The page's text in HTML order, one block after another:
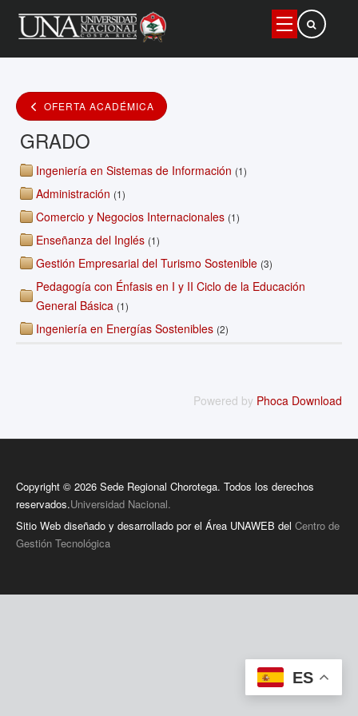
ES
OFERTA ACADÉMICA
GRADO
Ingeniería en Sistemas de Información (1)
Administración (1)
Comercio y Negocios Internacionales (1)
Enseñanza del Inglés (1)
Gestión Empresarial del Turismo Sostenible (3)
Pedagogía con Énfasis en I y II Ciclo de la Educación
General Básica (1)
Ingeniería en Energías Sostenibles (2)
Powered by Phoca Download
Copyright © 2026 Sede Regional Chorotega. Todos los derechos
reservados.Universidad Nacional.
Sitio Web diseñado y desarrollado por el Área UNAWEB del Centro de
Gestión Tecnológica